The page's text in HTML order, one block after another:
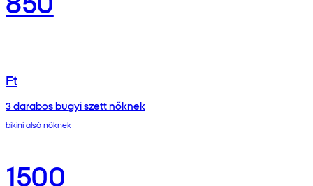
Ft
3 darabos bugyi szett nőknek
bikini alsó nőknek
1500